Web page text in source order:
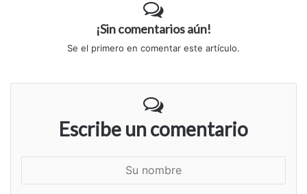
¡Sin comentarios aún!
Se el primero en comentar este artículo.
Escribe un comentario